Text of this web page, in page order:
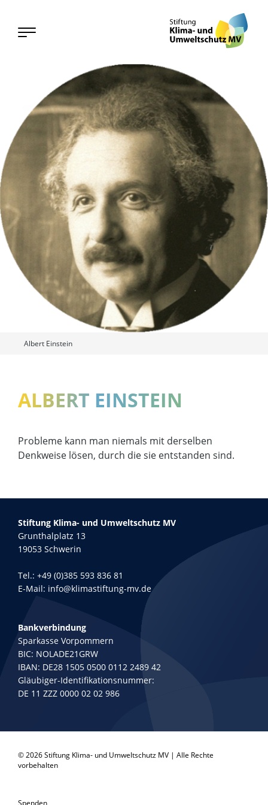
Albert Einstein
ALBERT EINSTEIN
Probleme kann man niemals mit derselben
Denkweise lösen, durch die sie entstanden sind.
Stiftung Klima- und Umweltschutz MV
Grunthalplatz 13
19053 Schwerin
Tel.: +49 (0)385 593 836 81
E-Mail: info@klimastiftung-mv.de
Bankverbindung
Sparkasse Vorpommern
BIC: NOLADE21GRW
IBAN: DE28 1505 0500 0112 2489 42
Gläubiger-Identifikationsnummer:
DE 11 ZZZ 0000 02 02 986
© 2026 Stiftung Klima- und Umweltschutz MV | Alle Rechte
vorbehalten
Spenden